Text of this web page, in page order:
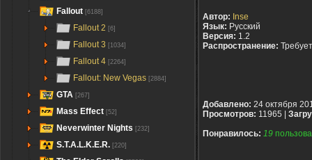
Fallout [6188]
Fallout 2 [6]
Fallout 3 [1034]
Fallout 4 [2264]
Fallout: New Vegas [2884]
GTA [267]
Mass Effect [52]
Neverwinter Nights [232]
S.T.A.L.K.E.R. [220]
Автор: Inse
Язык: Русский
Версия: 1.2
Распространение:
Добавлено: 24 октября
Просмотров: 11965 |
Понравилось: 19